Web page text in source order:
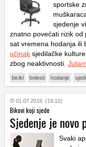
sportske
sjedenje
znatno povećati rizik
sat vremena hodanja ili
učinak sjedilačke
zbog neaktivnosti.
bicikl bolesti hodanje
01.07.2016. (19:10)
Bikovi koji sjede
Sjedenje je novo
Svaki